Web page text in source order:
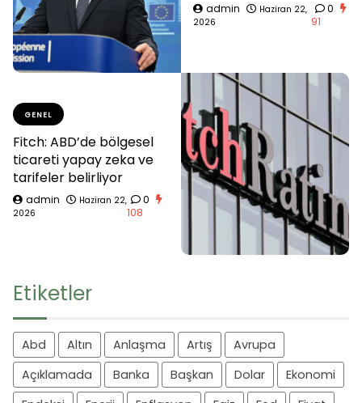
admin
Haziran 22,
2026
0
91
GENEL
Fitch: ABD’de bölgesel
ticareti yapay zeka ve
tarifeler belirliyor
admin
Haziran 22,
2026
0
108
Etiketler
Abd Altın Anlaşma Artış
Avrupa
Açıklamada
Banka Başkan Dolar
Ekonomi